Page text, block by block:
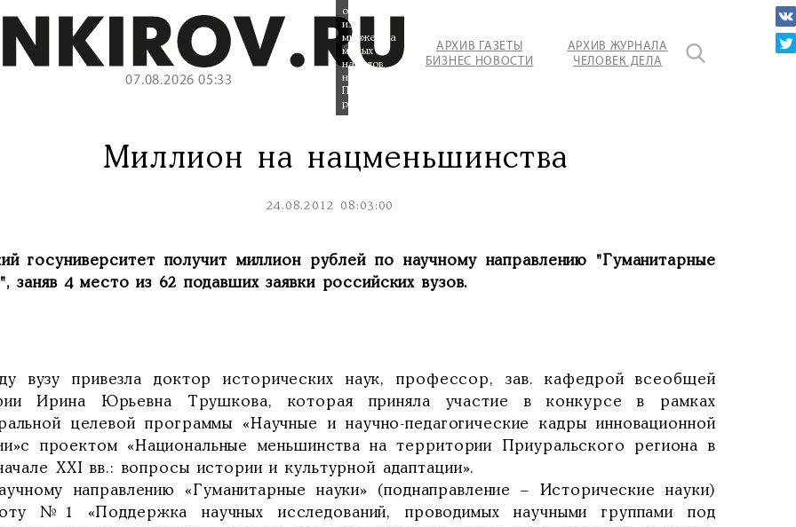
07.08.2026 05:33
АРХИВ ГАЗЕТЫ
БИЗНЕС НОВОСТИ
АРХИВ ЖУРНАЛА
ЧЕЛОВЕК ДЕЛА
один
из
множества
малых
народов,
населяющих
Приуральский
регион.
Миллион на нацменьшинства
24.08.2012 08:03:00
госуниверситет получит миллион рублей по научному направлению "Гуманитарные
заняв 4 место из 62 подавших заявки российских вузов.
вузу привезла доктор исторических наук, профессор, зав. кафедрой всеобщей
Ирина Юрьевна Трушкова, которая приняла участие в конкурсе в рамках
целевой программы «Научные и научно-педагогические кадры инновационной
проектом «Национальные меньшинства на территории Приуральского региона в
XXI вв.: вопросы истории и культурной адаптации».
направлению «Гуманитарные науки» (поднаправление – Исторические науки)
№1 «Поддержка научных исследований, проводимых научными группами под